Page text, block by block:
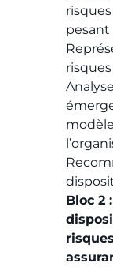
pesant
Bloc 2